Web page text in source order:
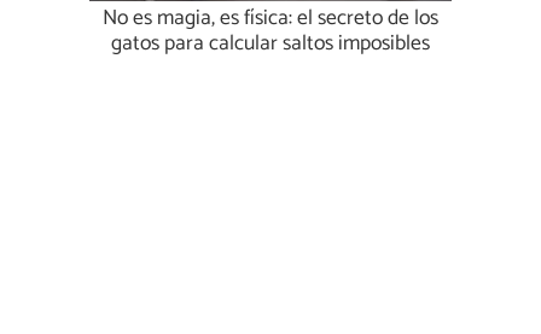
No es magia, es física: el secreto de los
gatos para calcular saltos imposibles